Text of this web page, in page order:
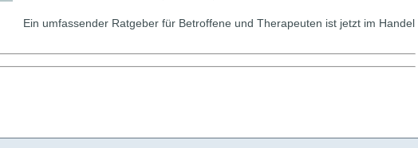
Ein umfassender Ratgeber für Betroffene und Therapeuten ist jetzt im Handel